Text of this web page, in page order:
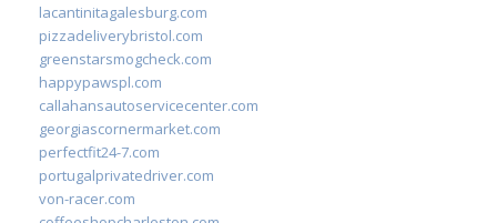
lacantinitagalesburg.com
pizzadeliverybristol.com
greenstarsmogcheck.com
happypawspl.com
callahansautoservicecenter.com
georgiascornermarket.com
perfectfit24-7.com
portugalprivatedriver.com
von-racer.com